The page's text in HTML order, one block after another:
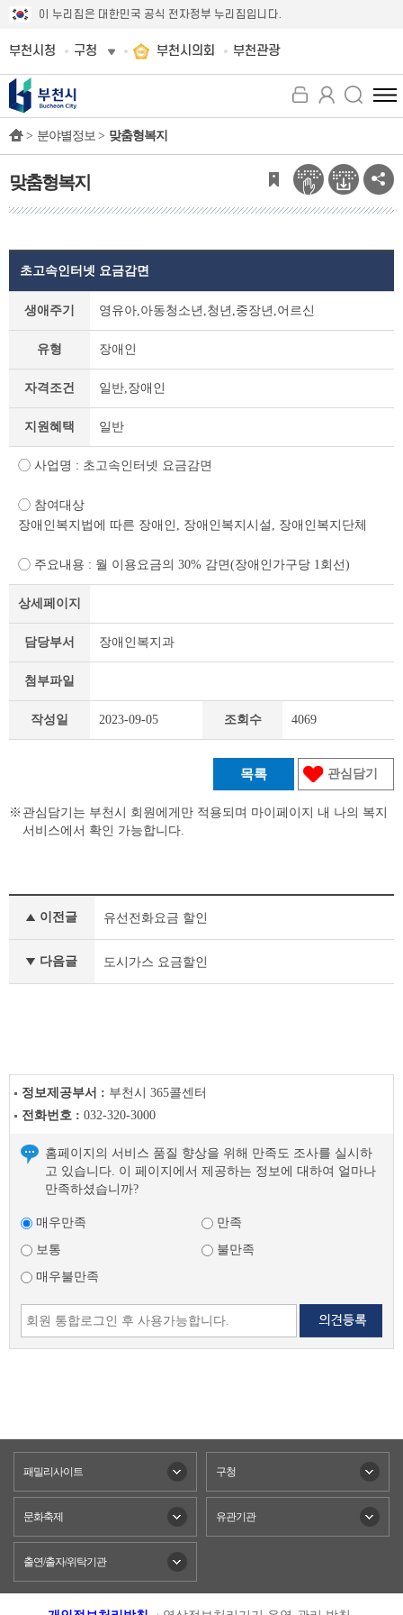
이 누리집은 대한민국 공식 전자정부 누리집입니다.
부천시청 구청 부천시의회 부천관광
전
체
뉴
보
기
> 분야별정보 > 맞춤형복지
맞춤형복지
지
세
회
테
블
초고속인터넷 요금감면
생애주기 영유아,아동청소년,청년,중장년,어르신
유형 장애인
자격조건 일반,장애인
지원혜택 일반
◯ 사업명 : 초고속인터넷 요금감면
◯ 참여대상
장애인복지법에 따른 장애인, 장애인복지시설, 장애인복지단체
◯ 주요내용 : 월 이용요금의 30% 감면(장애인가구당 1회선)
상세페이지
담당부서 장애인복지과
첨부파일
작성일 2023-09-05 조회수 4069
목록 관심담기
관심담기는 부천시 회원에게만 적용되며 마이페이지 내 나의 복지
서비스에서 확인 가능합니다.
형
이전글 유선전화요금 할인
다음글 도시가스 요금할인
정보제공부서 : 부천시 365콜센터
전화번호 : 032-320-3000
홈페이지의 서비스 품질 향상을 위해 만족도 조사를 실시하
고 있습니다. 이 페이지에서 제공하는 정보에 대하여 얼마나
만족하셨습니까?
매우만족
만족
보통
불만족
매우불만족
패밀리사이트 구청
문화축제 유관기관
출연/출자/위탁기관